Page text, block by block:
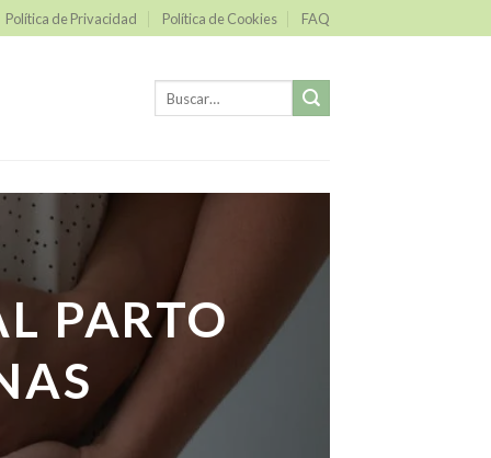
Política de Privacidad Política de Cookies FAQ
PARTO